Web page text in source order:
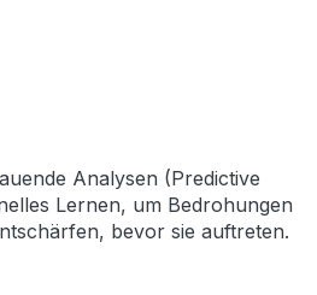
Analysen (Predictive
Lernen, um Bedrohungen
bevor sie auftreten.